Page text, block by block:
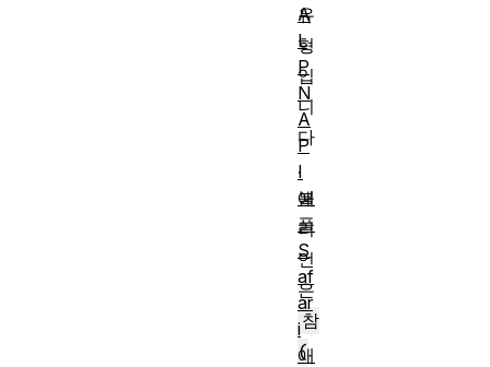
유
형
입
니
다
.
불
리
언
은
참
(
A
L
P
N
A
P
I
애
플
S
af
ar
i
애